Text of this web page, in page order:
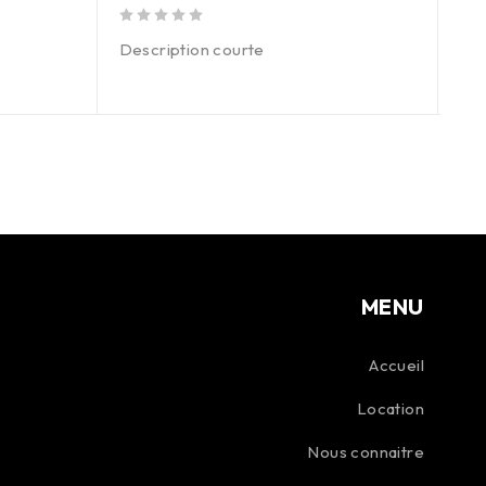
Description courte
MENU
Accueil
Location
Nous connaitre